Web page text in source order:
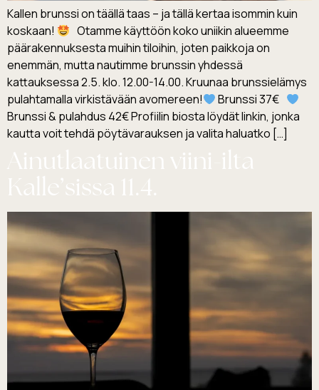
Kallen brunssi on täällä taas – ja tällä kertaa isommin kuin
koskaan!
Otamme käyttöön koko uniikin alueemme
päärakennuksesta muihin tiloihin, joten paikkoja on
enemmän, mutta nautimme brunssin yhdessä
kattauksessa 2.5. klo. 12.00-14.00. Kruunaa brunssielämys
pulahtamalla virkistävään avomereen!
Brunssi 37€
Brunssi & pulahdus 42€ Profiilin biosta löydät linkin, jonka
kautta voit tehdä pöytävarauksen ja valita haluatko […]
Ainutlaatuinen viini-ilta
Kalle’sissa 11.4.